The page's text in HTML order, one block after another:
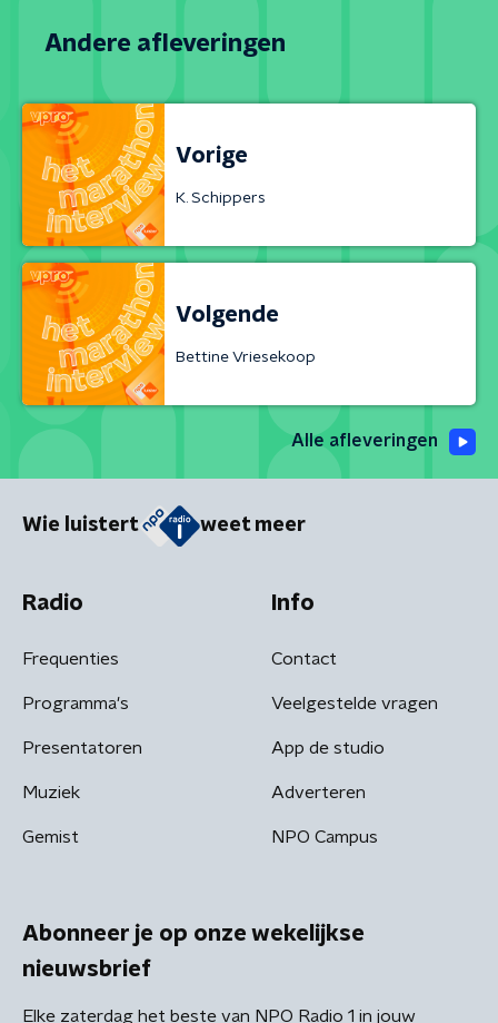
Andere afleveringen
Vorige
K. Schippers
Volgende
Bettine Vriesekoop
Alle afleveringen
Wie luistert weet meer
Radio
Frequenties
Programma's
Presentatoren
Muziek
Gemist
Info
Contact
Veelgestelde vragen
App de studio
Adverteren
NPO Campus
Abonneer je op onze wekelijkse
nieuwsbrief
Elke zaterdag het beste van NPO Radio 1 in jouw